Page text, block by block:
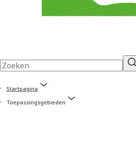
Startpagina
Toepassingsgebieden